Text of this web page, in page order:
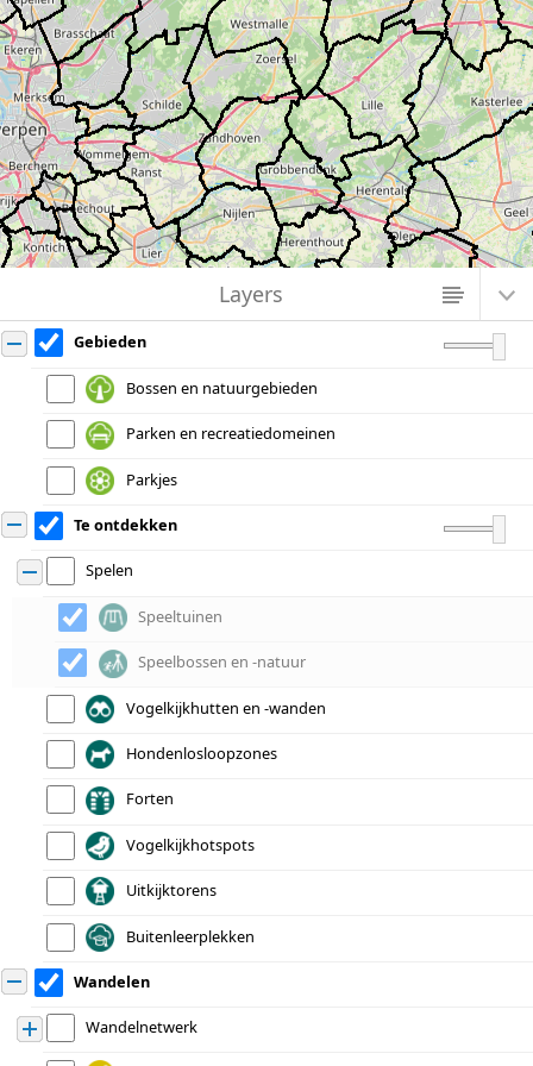
Loading groenzoekerBereikbaarheid map data...
Zoek in een gemeente
groenzoekerBereikbaarheid map data...
Layers
Gebieden
Bossen en natuurgebieden
Parken en recreatiedomeinen
Parkjes
Te ontdekken
Spelen
Speeltuinen
Speelbossen en -natuur
Vogelkijkhutten en -wanden
Hondenlosloopzones
Forten
Vogelkijkhotspots
Uitkijktorens
Buitenleerplekken
Wandelen
Wandelnetwerk